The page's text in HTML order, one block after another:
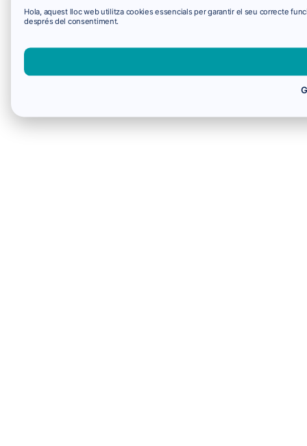
Hola, aquest lloc web utilitza cookies essencials per garantir el seu correcte
després del consentiment.